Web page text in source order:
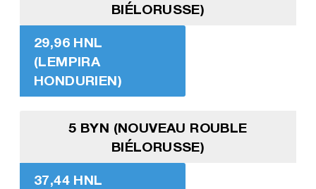
BIÉLORUSSE)
29,96 HNL
(LEMPIRA
HONDURIEN)
5 BYN (NOUVEAU ROUBLE
BIÉLORUSSE)
37,44 HNL